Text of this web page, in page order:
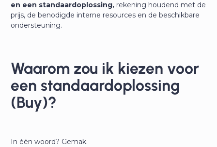
en een standaardoplossing, rekening houdend met de
prijs, de benodigde interne resources en de beschikbare
ondersteuning.
Waarom zou ik kiezen voor
een standaardoplossing
(Buy)?
In één woord? Gemak.